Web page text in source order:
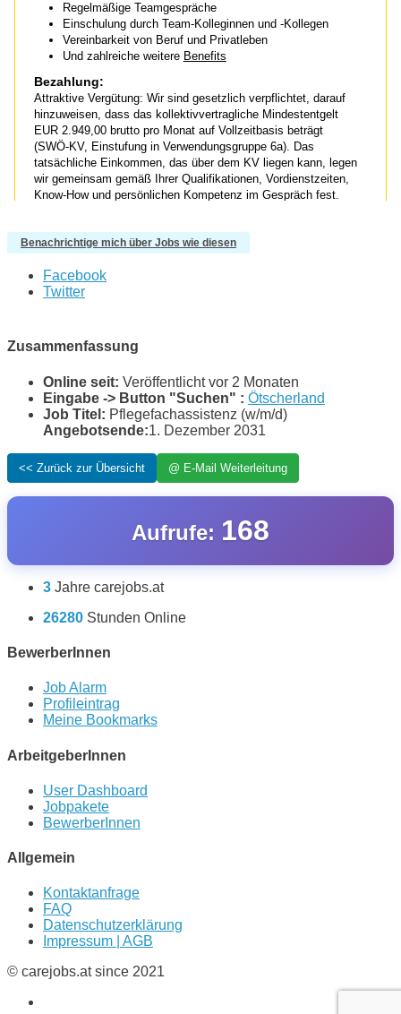
Benachrichtige mich über Jobs wie diesen
Facebook
Twitter
Zusammenfassung
Online seit: Veröffentlicht vor 2 Monaten
Eingabe -> Button "Suchen" : Ötscherland
Job Titel: Pflegefachassistenz (w/m/d)
Angebotsende:1. Dezember 2031
Aufrufe: 168
3 Jahre carejobs.at
26280 Stunden Online
BewerberInnen
Job Alarm
Profileintrag
Meine Bookmarks
ArbeitgeberInnen
User Dashboard
Jobpakete
BewerberInnen
Allgemein
Kontaktanfrage
FAQ
Datenschutzerklärung
Impressum | AGB
© carejobs.at since 2021